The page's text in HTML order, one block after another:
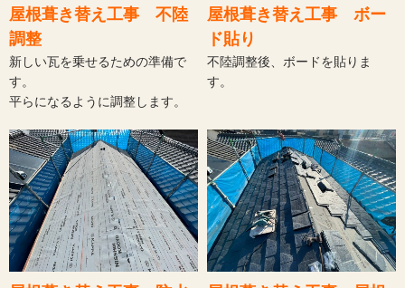
屋根葺き替え工事 不陸
調整
新しい瓦を乗せるための準備で
す。
平らになるように調整します。
屋根葺き替え工事 ボー
ド貼り
不陸調整後、ボードを貼りま
す。